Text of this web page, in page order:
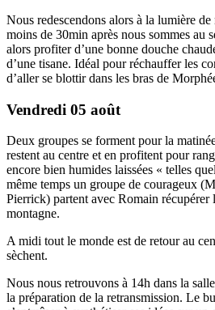
Nous redescendons alors à la lumière
moins de 30min après nous sommes au
alors profiter d’une bonne douche
d’une tisane. Idéal pour réchauffer les
d’aller se blottir dans les bras de
Vendredi 05 août
Deux groupes se forment pour la
restent au centre et en profitent pour
encore bien humides laissées « telles
même temps un groupe de courageux
Pierrick) partent avec Romain récupérer
montagne.
A midi tout le monde est de retour au
sèchent.
Nous nous retrouvons à 14h dans la
la préparation de la retransmission. Le